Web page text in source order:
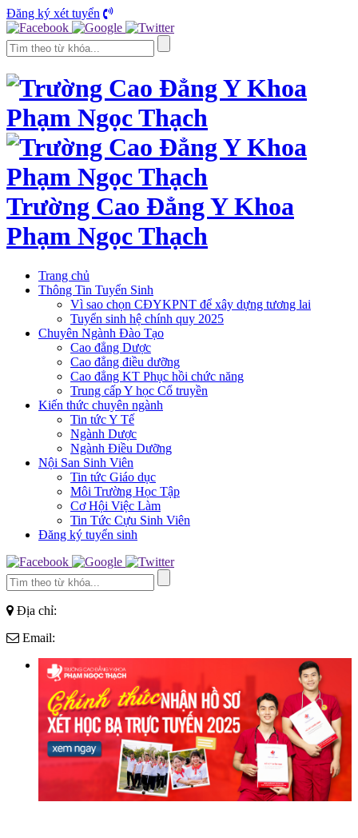
Đăng ký xét tuyển
Trường Cao Đẳng Y Khoa
Phạm Ngọc Thạch
Trang chủ
Thông Tin Tuyển Sinh
Vì sao chọn CĐYKPNT để xây dựng tương lai
Tuyển sinh hệ chính quy 2025
Chuyên Ngành Đào Tạo
Cao đẳng Dược
Cao đẳng điều dưỡng
Cao đẳng KT Phục hồi chức năng
Trung cấp Y học Cổ truyền
Kiến thức chuyên ngành
Tin tức Y Tế
Ngành Dược
Ngành Điều Dưỡng
Nội San Sinh Viên
Tin tức Giáo dục
Môi Trường Học Tập
Cơ Hội Việc Làm
Tin Tức Cựu Sinh Viên
Đăng ký tuyển sinh
Địa chỉ:
Email: